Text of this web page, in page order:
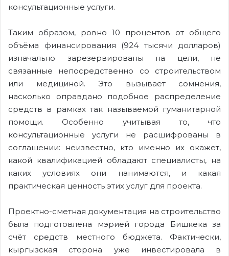
консультационные услуги.
Таким образом, ровно 10 процентов от общего
объёма финансирования (924 тысячи долларов)
изначально зарезервированы на цели, не
связанные непосредственно со строительством
или медициной. Это вызывает сомнения,
насколько оправдано подобное распределение
средств в рамках так называемой гуманитарной
помощи. Особенно учитывая то, что
консультационные услуги не расшифрованы в
соглашении: неизвестно, кто именно их окажет,
какой квалификацией обладают специалисты, на
каких условиях они нанимаются, и какая
практическая ценность этих услуг для проекта.
Проектно-сметная документация на строительство
была подготовлена мэрией города Бишкека за
счёт средств местного бюджета. Фактически,
кыргызская сторона уже инвестировала в